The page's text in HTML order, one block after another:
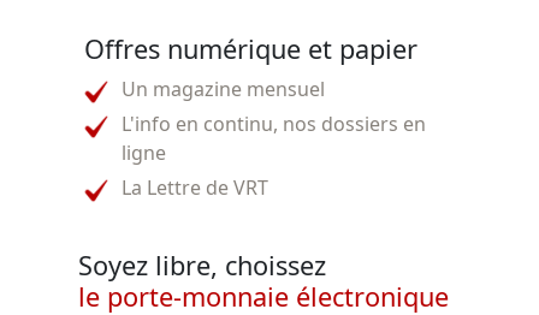
Offres numérique et papier
Un magazine mensuel
L'info en continu, nos dossiers en
ligne
La Lettre de VRT
Soyez libre, choissez
le porte-monnaie électronique